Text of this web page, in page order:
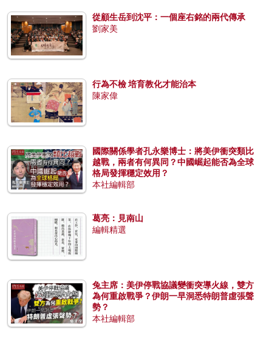
從顧生岳到沈平：一個座右銘的兩代傳承
劉家美
行為不檢 培育教化才能治本
陳家偉
國際關係學者孔永樂博士：將美伊衝突類比
越戰，兩者有何異同？中國崛起能否為全球
格局發揮穩定效用？
本社編輯部
葛亮：見南山
編輯精選
兔主席：美伊停戰協議變衝突導火線，雙方
為何重啟戰爭？伊朗一早洞悉特朗普虛張聲
勢？
本社編輯部